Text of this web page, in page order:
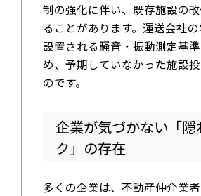
制の強化に伴い、既存施設の
ることがあります。運送会社
設置される騒音・振動測定基
め、予期していなかった施設
のです。
企業が気づかない「隠
ク」の存在
多くの企業は、不動産仲介業